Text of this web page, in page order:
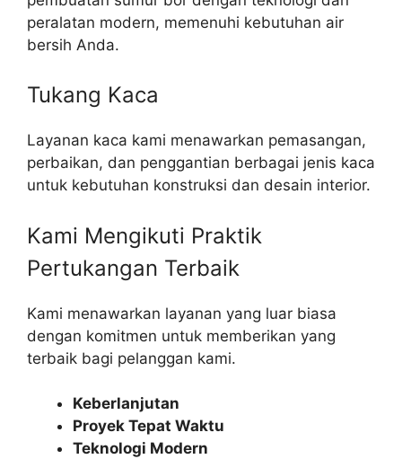
peralatan modern, memenuhi kebutuhan air
bersih Anda.
Tukang Kaca
Layanan kaca kami menawarkan pemasangan,
perbaikan, dan penggantian berbagai jenis kaca
untuk kebutuhan konstruksi dan desain interior.
Kami Mengikuti Praktik
Pertukangan Terbaik​
Kami menawarkan layanan yang luar biasa
dengan komitmen untuk memberikan yang
terbaik bagi pelanggan kami.
Keberlanjutan
Proyek Tepat Waktu
Teknologi Modern